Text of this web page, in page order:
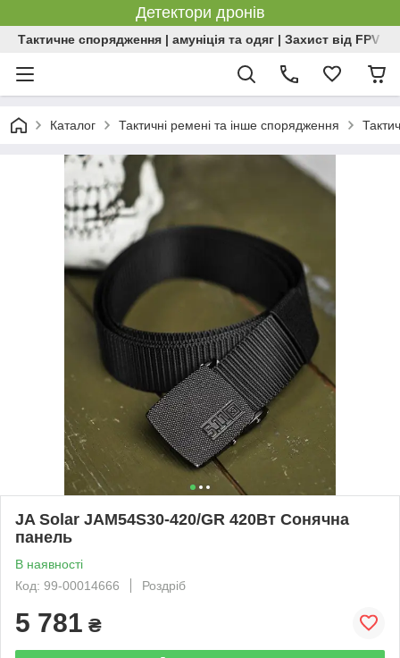
Детектори дронів
Тактичне спорядження | амуніція та одяг | Захист від FPV |
Каталог Тактичні ремені та інше спорядження
JA Solar JAM54S30-420/GR 420Вт Сонячна
панель
В наявності
Код: 99-00014666
Роздріб
5 781 ₴